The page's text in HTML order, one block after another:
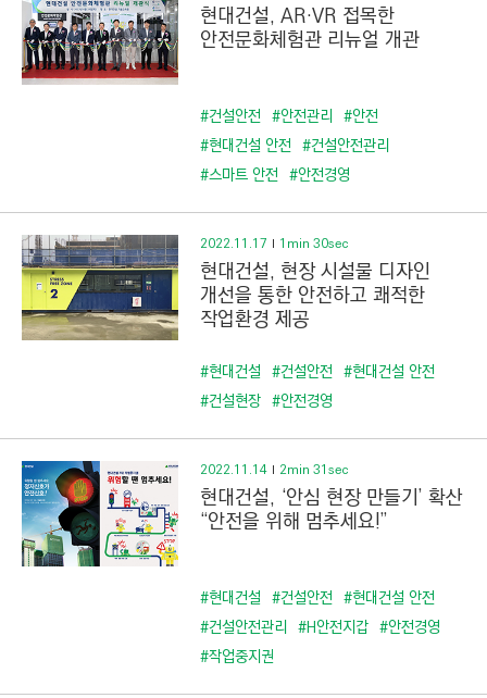
현대건설, AR·VR 접목한
안전문화체험관 리뉴얼 개관
#건설안전 #안전관리 #안전
#현대건설 안전 #건설안전관리
#스마트 안전 #안전경영
2022.11.17 1min 30sec
현대건설, 현장 시설물 디자인
개선을 통한 안전하고 쾌적한
작업환경 제공
#현대건설 #건설안전 #현대건설 안전
#건설현장 #안전경영
2022.11.14 2min 31sec
현대건설, ‘안심 현장 만들기’ 확산
“안전을 위해 멈추세요!”
#현대건설 #건설안전 #현대건설 안전
#건설안전관리 #H안전지갑 #안전경영
#작업중지권